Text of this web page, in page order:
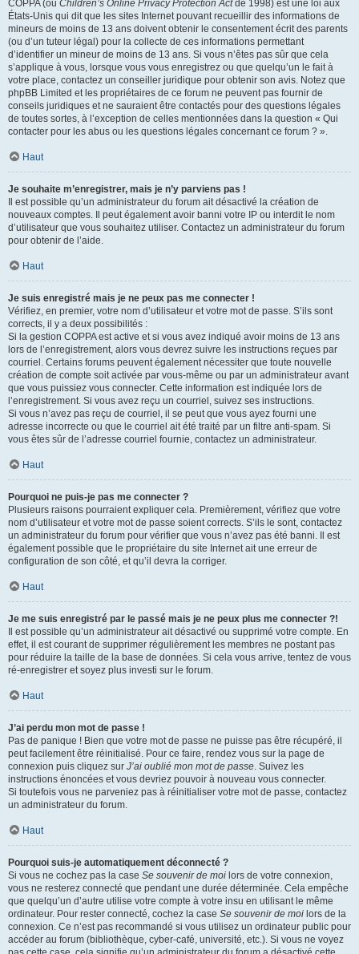
COPPA (ou Children’s Online Privacy Protection Actde 1998) est une loi aux
États-Unis qui dit que les sites Internet pouvant recueillir des informations de
mineurs de moins de 13 ans doivent obtenir le consentement écrit des parents
(ou d’un tuteur légal) pour la collecte de ces informations permettant
d’identifier un mineur de moins de 13 ans. Si vous n’êtes pas sûr que cela
s’applique à vous, lorsque vous vous enregistrez ou que quelqu’un le fait à
votre place, contactez un conseiller juridique pour obtenir son avis. Notez que
phpBB Limited et les propriétaires de ce forum ne peuvent pas fournir de
conseils juridiques et ne sauraient être contactés pour des questions légales
de toutes sortes, à l’exception de celles mentionnées dans la question « Qui
contacter pour les abus ou les questions légales concernant ce forum ? ».
Haut
Je souhaite m’enregistrer, mais je n’y parviens pas !
Il est possible qu’un administrateur du forum ait désactivé la création de
nouveaux comptes. Il peut également avoir banni votre IP ou interdit le nom
d’utilisateur que vous souhaitez utiliser. Contactez un administrateur du forum
pour obtenir de l’aide.
Haut
Je suis enregistré mais je ne peux pas me connecter !
Vérifiez, en premier, votre nom d’utilisateur et votre mot de passe. S’ils sont
corrects, il y a deux possibilités :
Si la gestion COPPA est active et si vous avez indiqué avoir moins de 13 ans
lors de l’enregistrement, alors vous devrez suivre les instructions reçues par
courriel. Certains forums peuvent également nécessiter que toute nouvelle
création de compte soit activée par vous-même ou par un administrateur avant
que vous puissiez vous connecter. Cette information est indiquée lors de
l’enregistrement. Si vous avez reçu un courriel, suivez ses instructions.
Si vous n’avez pas reçu de courriel, il se peut que vous ayez fourni une
adresse incorrecte ou que le courriel ait été traité par un filtre anti-spam. Si
vous êtes sûr de l’adresse courriel fournie, contactez un administrateur.
Haut
Pourquoi ne puis-je pas me connecter ?
Plusieurs raisons pourraient expliquer cela. Premièrement, vérifiez que votre
nom d’utilisateur et votre mot de passe soient corrects. S’ils le sont, contactez
un administrateur du forum pour vérifier que vous n’avez pas été banni. Il est
également possible que le propriétaire du site Internet ait une erreur de
configuration de son côté, et qu’il devra la corriger.
Haut
Je me suis enregistré par le passé mais je ne peux plus me connecter ?!
Il est possible qu’un administrateur ait désactivé ou supprimé votre compte. En
effet, il est courant de supprimer régulièrement les membres ne postant pas
pour réduire la taille de la base de données. Si cela vous arrive, tentez de vous
ré-enregistrer et soyez plus investi sur le forum.
Haut
J’ai perdu mon mot de passe !
Pas de panique ! Bien que votre mot de passe ne puisse pas être récupéré, il
peut facilement être réinitialisé. Pour ce faire, rendez vous sur la page de
connexion puis cliquez sur J’ai oublié mon mot de passe. Suivez les
instructions énoncées et vous devriez pouvoir à nouveau vous connecter.
Si toutefois vous ne parveniez pas à réinitialiser votre mot de passe, contactez
un administrateur du forum.
Haut
Pourquoi suis-je automatiquement déconnecté ?
Si vous ne cochez pas la case Se souvenir de moi lors de votre connexion,
vous ne resterez connecté que pendant une durée déterminée. Cela empêche
que quelqu’un d’autre utilise votre compte à votre insu en utilisant le même
ordinateur. Pour rester connecté, cochez la case Se souvenir de moi lors de la
connexion. Ce n’est pas recommandé si vous utilisez un ordinateur public pour
accéder au forum (bibliothèque, cyber-café, université, etc.). Si vous ne voyez